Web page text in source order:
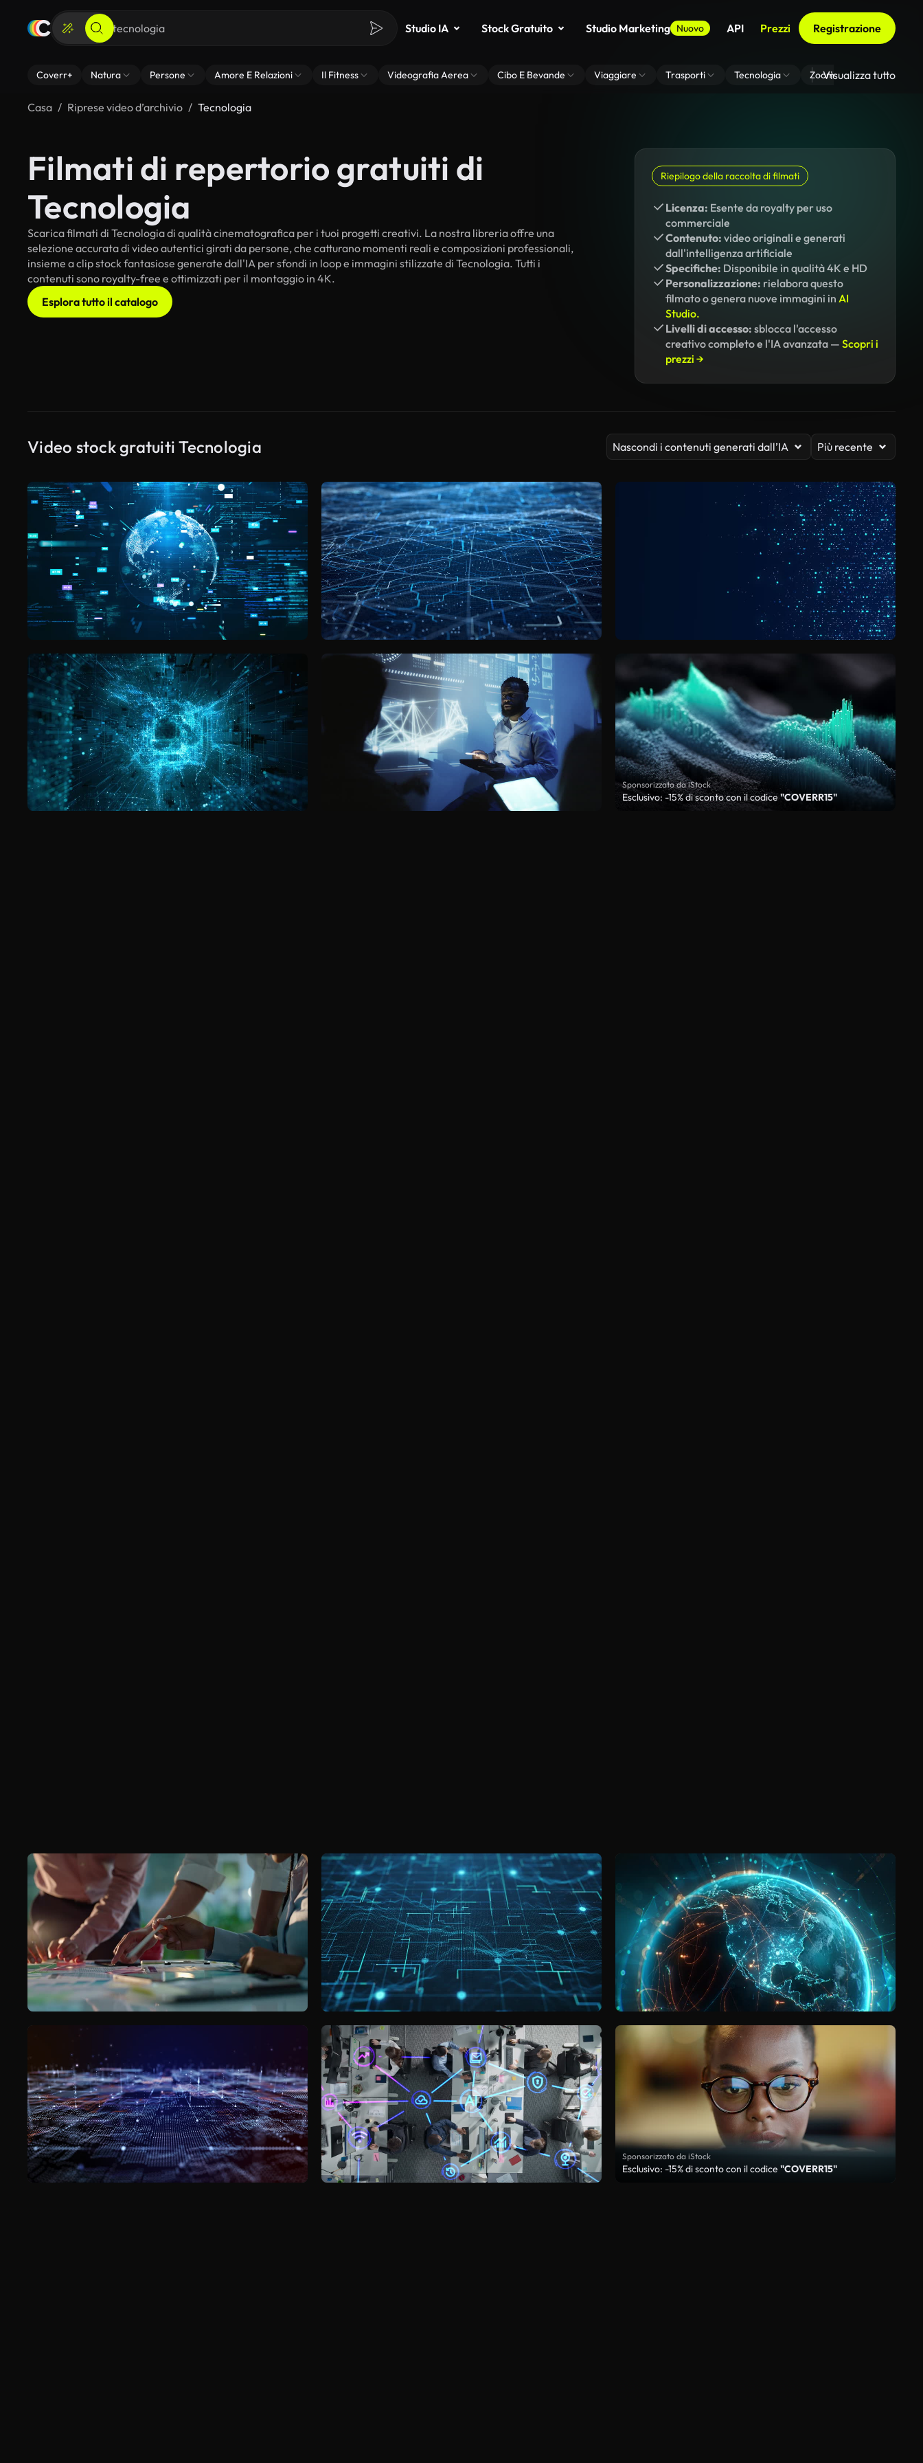
Studio IA Stock Gratuito Studio Marketing Nuovo API Prezzi Registrazione
Coverr+ Natura Persone Amore E Relazioni Il Fitness Videografia Aerea Cibo E Bevande Viaggiare Trasporti Tecnologia Zoom Di Sfondo Virtuale
Visualizza tutto
Casa Riprese video d’archivio Tecnologia
Filmati di repertorio gratuiti di
Tecnologia
Scarica filmati di Tecnologia di qualità cinematografica per i tuoi progetti creativi. La nostra libreria offre una
selezione accurata di video autentici girati da persone, che catturano momenti reali e composizioni professionali,
insieme a clip stock fantasiose generate dall'IA per sfondi in loop e immagini stilizzate di Tecnologia. Tutti i
contenuti sono royalty-free e ottimizzati per il montaggio in 4K.
Esplora tutto il catalogo
Riepilogo della raccolta di filmati
Licenza: Esente da royalty per uso
commerciale
Contenuto: video originali e generati
dall'intelligenza artificiale
Specifiche: Disponibile in qualità 4K e HD
Personalizzazione: rielabora questo
filmato o genera nuove immagini in AI
Studio.
Livelli di accesso: sblocca l'accesso
creativo completo e l'IA avanzata — Scopri i
prezzi →
Video stock gratuiti Tecnologia Nascondi i contenuti generati dall’IA Più recente
Sponsorizzato da iStock
Esclusivo: -15% di sconto con il codice "COVERR15"
Sponsorizzato da iStock
Esclusivo: -15% di sconto con il codice "COVERR15"